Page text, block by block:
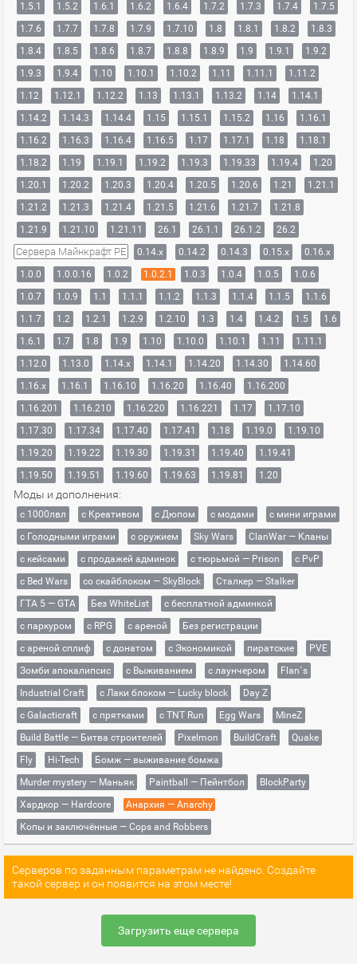
1.5.1
1.5.2 1.6.1 1.6.2 1.6.4 1.7.2 1.7.3 1.7.4
1.7.5
1.7.6
1.7.7 1.7.8 1.7.9 1.7.10 1.8 1.8.1 1.8.2
1.8.3
1.8.4
1.8.5 1.8.6 1.8.7 1.8.8 1.8.9 1.9 1.9.1
1.9.2
1.9.3
1.9.4 1.10 1.10.1 1.10.2 1.11 1.11.1
1.11.2
1.12
1.12.1 1.12.2 1.13 1.13.1 1.13.2 1.14
1.14.1
1.14.2
1.14.3 1.14.4 1.15 1.15.1 1.15.2 1.16
1.16.1
1.16.2
1.16.3 1.16.4 1.16.5 1.17 1.17.1 1.18
1.18.1
1.18.2
1.19 1.19.1 1.19.2 1.19.3 1.19.33 1.19.4
1.20
1.20.1
1.20.2 1.20.3 1.20.4 1.20.5 1.20.6 1.21
1.21.1
1.21.2
1.21.3 1.21.4 1.21.5 1.21.6 1.21.7
1.21.8
1.21.9
1.21.10 1.21.11 26.1 26.1.1 26.1.2 26.2
Сервера Майнкрафт PE 0.14.x 0.14.2 0.14.3 0.15.x
0.16.x
1.0.0
1.0.0.16 1.0.2 1.0.2.1 1.0.3 1.0.4 1.0.5
1.0.6
1.0.7
1.0.9 1.1 1.1.1 1.1.2 1.1.3 1.1.4 1.1.5
1.1.6
1.1.7
1.2 1.2.1 1.2.9 1.2.10 1.3 1.4 1.4.2 1.5
1.6
1.6.1
1.7 1.8 1.9 1.10 1.10.0 1.10.1 1.11
1.11.1
1.12.0
1.13.0 1.14.x 1.14.1 1.14.20 1.14.30
1.14.60
1.16.x
1.16.1 1.16.10 1.16.20 1.16.40
1.16.200
1.16.201
1.16.210 1.16.220 1.16.221 1.17
1.17.10
1.17.30
1.17.34 1.17.40 1.17.41 1.18 1.19.0
1.19.10
1.19.20
1.19.22 1.19.30 1.19.31 1.19.40
1.19.41
1.19.50
1.19.51 1.19.60 1.19.63 1.19.81 1.20
Моды и дополнения:
с 1000лвл c Креативом с Дюпом с модами
с мини играми
с Голодными играми
с оружием Sky Wars
ClanWar — Кланы
с кейсами
с продажей админок с тюрьмой — Prison
с PvP
с Bed Wars
со скайблоком — SkyBlock
Сталкер — Stalker
ГТА 5 — GTA
Без WhiteList
с бесплатной админкой
с паркуром
с RPG с ареной
Без регистрации
с ареной сплиф
с донатом с Экономикой пиратские
PVE
Зомби апокалипсис
с Выживанием с лаунчером
Flan`s
Industrial Craft
с Лаки блоком — Lucky block
Day Z
с Galacticraft
с прятками с TNT Run Egg Wars
MineZ
Build Battle — Битва строителей
Pixelmon BuildCraft
Quake
Fly
Hi-Tech
Бомж — выживание бомжа
Murder mystery — Маньяк
Paintball — Пейнтбол
BlockParty
Хардкор — Hardcore
Анархия — Anarchy
Копы и заключённые — Cops and Robbers
Серверов по заданным параметрам не найдено. Создайте
такой сервер и он появится на этом месте!
Загрузить еще сервера